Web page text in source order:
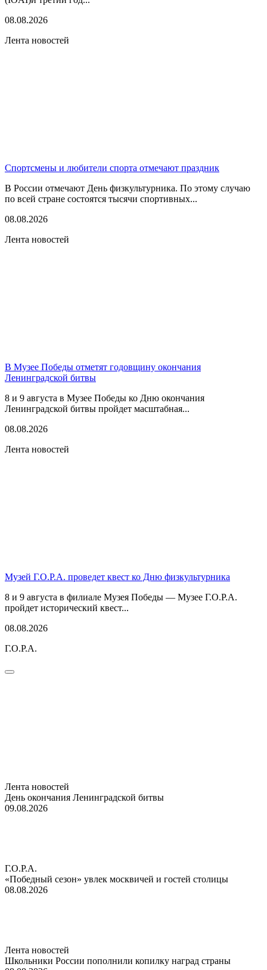
08.08.2026
Лента новостей
Спортсмены и любители спорта отмечают праздник
В России отмечают День физкультурника. По этому случаю
по всей стране состоятся тысячи спортивных...
08.08.2026
Лента новостей
В Музее Победы отметят годовщину окончания
Ленинградской битвы
8 и 9 августа в Музее Победы ко Дню окончания
Ленинградской битвы пройдет масштабная...
08.08.2026
Лента новостей
Музей Г.О.Р.А. проведет квест ко Дню физкультурника
8 и 9 августа в филиале Музея Победы — Музее Г.О.Р.А.
пройдет исторический квест...
08.08.2026
Г.О.Р.А.
Лента новостей
День окончания Ленинградской битвы
09.08.2026
Г.О.Р.А.
«Победный сезон» увлек москвичей и гостей столицы
08.08.2026
Лента новостей
Школьники России пополнили копилку наград страны